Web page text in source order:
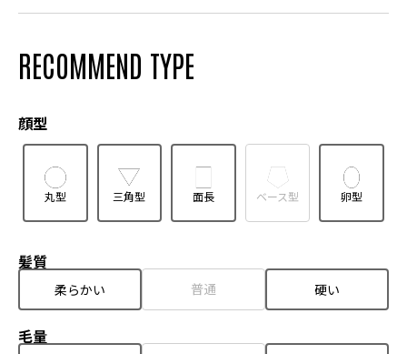
RECOMMEND TYPE
顔型
丸型 三角型 面長 ベース型 卵型
髪質
柔らかい 普通 硬い
毛量